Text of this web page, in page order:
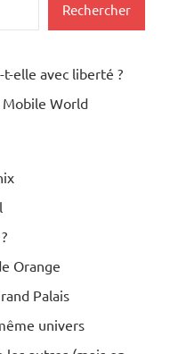
Rechercher
elle avec liberté ?
Mobile World
Orange
Palais
univers